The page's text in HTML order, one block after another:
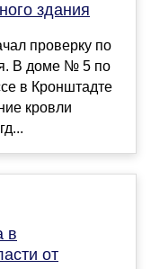
здания
проверку по
В доме № 5 по
в Кронштадте
кровли
в
от